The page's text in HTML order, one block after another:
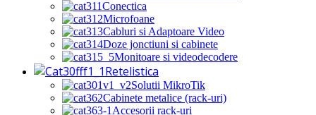
Conectica
Microfoane
Cabluri si Adaptoare Video
Doze jonctiuni si cabinete
Monitoare si videodecodere
Retelistica
Solutii MikroTik
Cabinete metalice (rack-uri)
Accesorii rack-uri